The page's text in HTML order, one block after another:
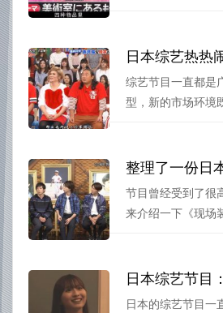
综艺节目一直都是
型，新的市场环境
节目曾经受到了很
来介绍一下《现场
日本的综艺节目一